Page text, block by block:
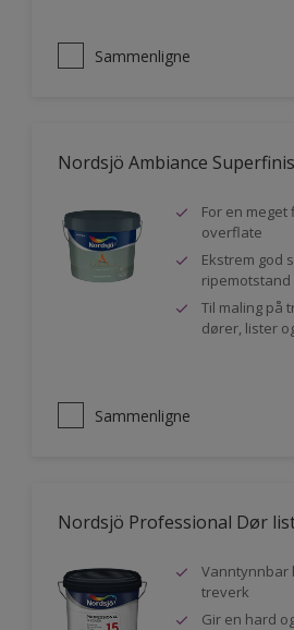
Sammenligne
Nordsjö Ambiance
For en
overflate
Ekstrem god
ripemotstand
Til maling på
dører, lister
Sammenligne
Nordsjö Professional Dør
Vanntynnbar
treverk
Gir en hard